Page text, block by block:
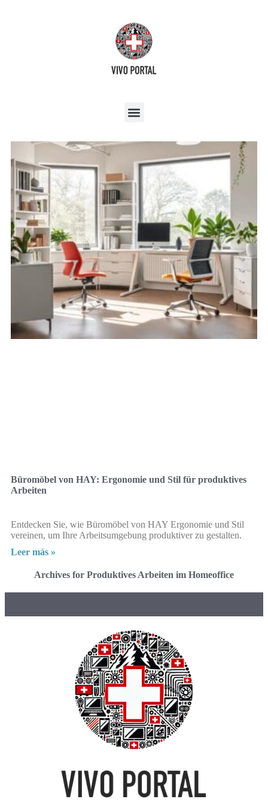
Büromöbel von HAY: Ergonomie und Stil für produktives
Arbeiten
Entdecken Sie, wie Büromöbel von HAY Ergonomie und Stil
vereinen, um Ihre Arbeitsumgebung produktiver zu gestalten.
Leer más »
Archives for Produktives Arbeiten im Homeoffice